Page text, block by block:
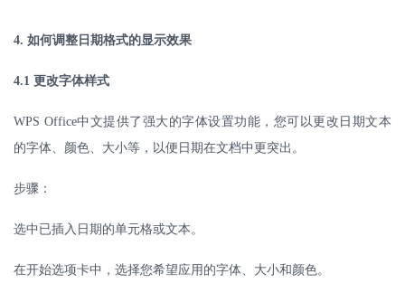
4. 如何调整日期格式的显示效果
4.1 更改字体样式
WPS Office中文提供了强大的字体设置功能，您可以更改日期文本
的字体、颜色、大小等，以便日期在文档中更突出。
步骤：
选中已插入日期的单元格或文本。
在开始选项卡中，选择您希望应用的字体、大小和颜色。